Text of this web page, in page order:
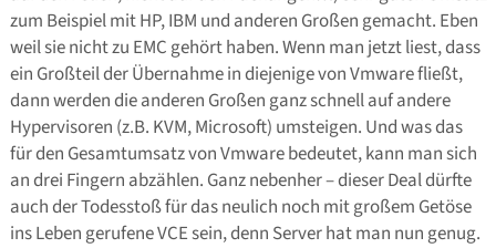
zum Beispiel mit HP, IBM und anderen Großen gemacht. Eben
weil sie nicht zu EMC gehört haben. Wenn man jetzt liest, dass
ein Großteil der Übernahme in diejenige von Vmware fließt,
dann werden die anderen Großen ganz schnell auf andere
Hypervisoren (z.B. KVM, Microsoft) umsteigen. Und was das
für den Gesamtumsatz von Vmware bedeutet, kann man sich
an drei Fingern abzählen. Ganz nebenher – dieser Deal dürfte
auch der Todesstoß für das neulich noch mit großem Getöse
ins Leben gerufene VCE sein, denn Server hat man nun genug.